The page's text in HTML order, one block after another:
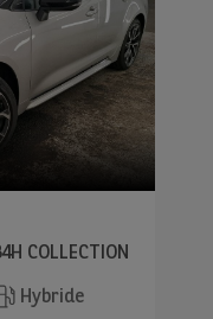
COLLECTION
Hybride